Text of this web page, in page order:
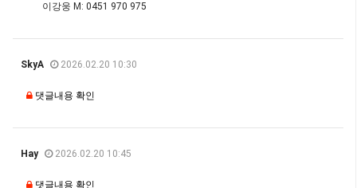
이강웅 M: 0451 970 975
SkyA 2026.02.20 10:30
댓글내용 확인
Hay 2026.02.20 10:45
댓글내용 확인